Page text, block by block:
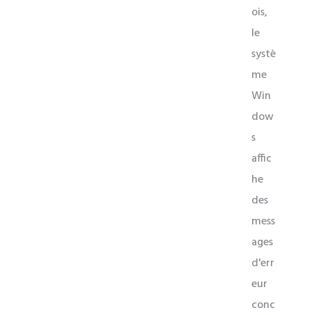
ois,
le
systè
me
Win
dow
s
affic
he
des
mess
ages
d'err
eur
conc